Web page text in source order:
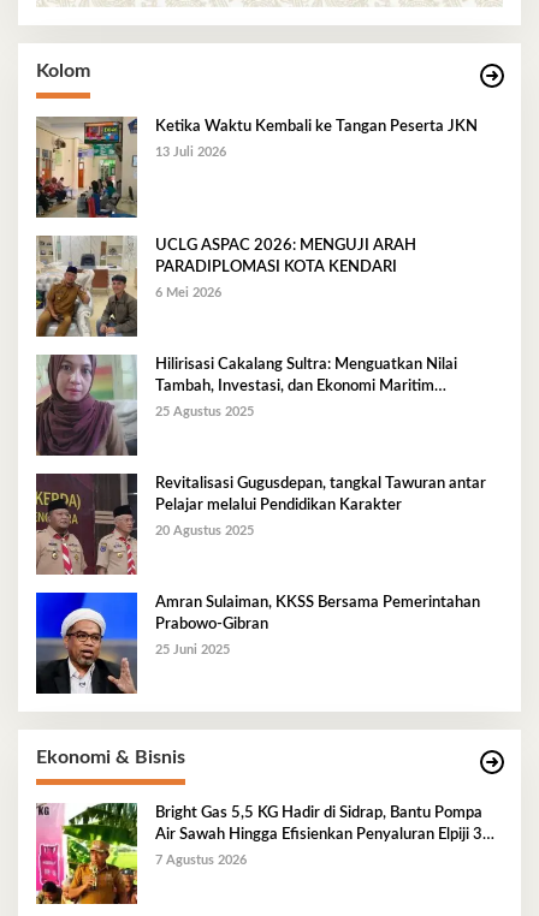
Kolom
Ketika Waktu Kembali ke Tangan Peserta JKN
13 Juli 2026
UCLG ASPAC 2026: MENGUJI ARAH
PARADIPLOMASI KOTA KENDARI
6 Mei 2026
Hilirisasi Cakalang Sultra: Menguatkan Nilai
Tambah, Investasi, dan Ekonomi Maritim
Berkelanjutan
25 Agustus 2025
Revitalisasi Gugusdepan, tangkal Tawuran antar
Pelajar melalui Pendidikan Karakter
20 Agustus 2025
Amran Sulaiman, KKSS Bersama Pemerintahan
Prabowo-Gibran
25 Juni 2025
Ekonomi & Bisnis
Bright Gas 5,5 KG Hadir di Sidrap, Bantu Pompa
Air Sawah Hingga Efisienkan Penyaluran Elpiji 3
Kg
7 Agustus 2026